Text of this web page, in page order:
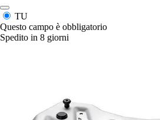
TU
Questo campo è obbligatorio
Spedito in 8 giorni